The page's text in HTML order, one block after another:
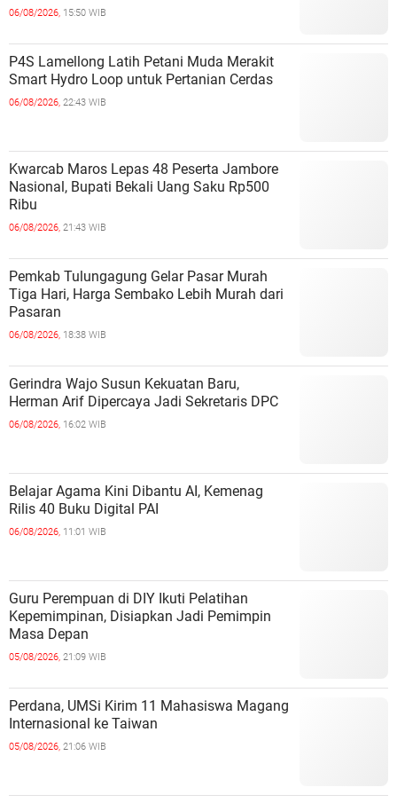
06/08/2026, 15:50 WIB
P4S Lamellong Latih Petani Muda Merakit
Smart Hydro Loop untuk Pertanian Cerdas
06/08/2026, 22:43 WIB
Kwarcab Maros Lepas 48 Peserta Jambore
Nasional, Bupati Bekali Uang Saku Rp500
Ribu
06/08/2026, 21:43 WIB
Pemkab Tulungagung Gelar Pasar Murah
Tiga Hari, Harga Sembako Lebih Murah dari
Pasaran
06/08/2026, 18:38 WIB
Gerindra Wajo Susun Kekuatan Baru,
Herman Arif Dipercaya Jadi Sekretaris DPC
06/08/2026, 16:02 WIB
Belajar Agama Kini Dibantu AI, Kemenag
Rilis 40 Buku Digital PAI
06/08/2026, 11:01 WIB
Guru Perempuan di DIY Ikuti Pelatihan
Kepemimpinan, Disiapkan Jadi Pemimpin
Masa Depan
05/08/2026, 21:09 WIB
Perdana, UMSi Kirim 11 Mahasiswa Magang
Internasional ke Taiwan
05/08/2026, 21:06 WIB